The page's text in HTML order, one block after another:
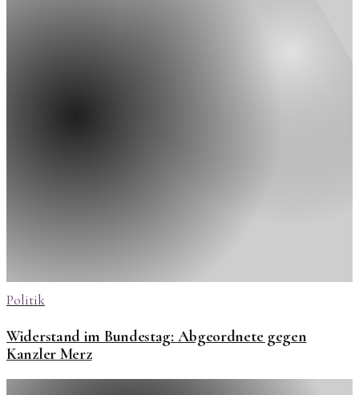
Politik
Widerstand im Bundestag: Abgeordnete gegen
Kanzler Merz